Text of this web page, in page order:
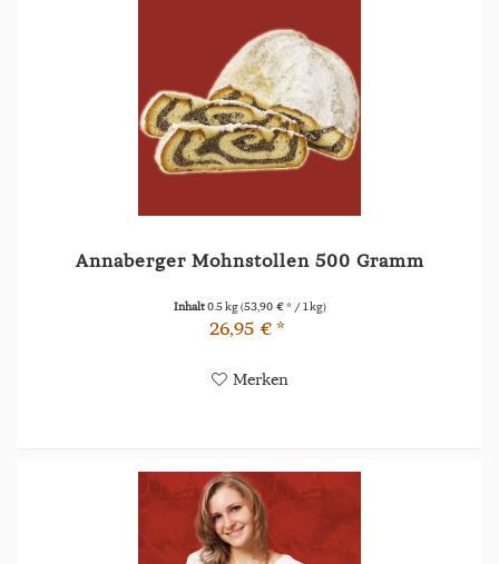
Annaberger Mohnstollen 500 Gramm
Inhalt0.5 kg(53,90 € * / 1 kg)
26,95 € *
Merken